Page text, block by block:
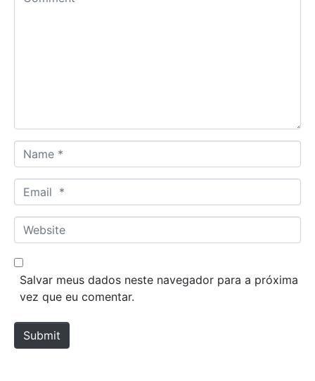
a
m
*
m
a
*
W
e
b
e
Salvar meus dados neste navegador para a próxima
vez que eu comentar.
Submit